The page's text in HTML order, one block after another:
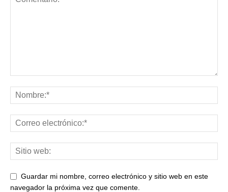
Guardar mi nombre, correo electrónico y sitio web en este
navegador la próxima vez que comente.